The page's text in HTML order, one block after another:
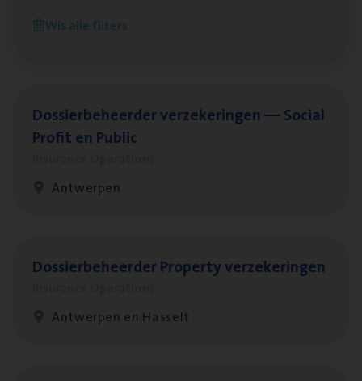
Wis alle filters
Antwerpen
Dos­sier­be­heer­der ver­ze­ke­rin­gen — Soci­al
Pro­fit en Public
Antwerpen
Dos­sier­be­heer­der Pro­per­ty verzekeringen
Antwerpen en Hasselt